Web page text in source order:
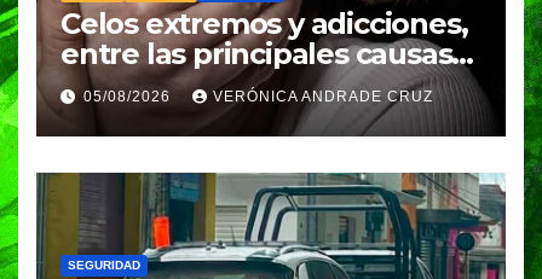
Celos extremos y adicciones,
entre las principales causas
de feminicidio en Puebla:
Fiscalía
05/08/2026 VERÓNICA ANDRADE CRUZ
SEGURIDAD